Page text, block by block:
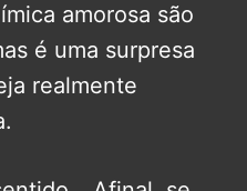
amorosa são
é uma surpresa
realmente